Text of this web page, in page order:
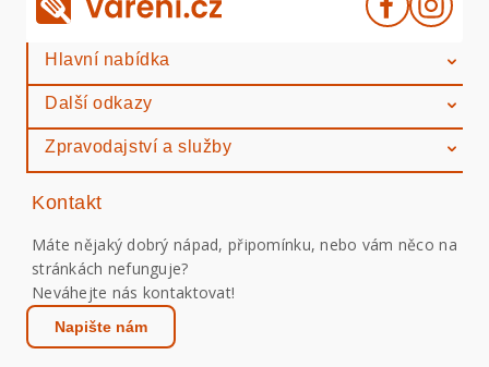
Hlavní nabídka
Další odkazy
Zpravodajství a služby
Kontakt
Máte nějaký dobrý nápad, připomínku, nebo vám něco na
stránkách nefunguje?
Neváhejte nás kontaktovat!
Napište nám